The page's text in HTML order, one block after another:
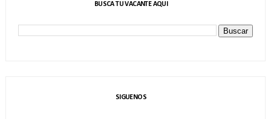
BUSCA TU VACANTE AQUI
SIGUENOS